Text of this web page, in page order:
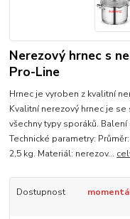
Nerezový hrnec s
Pro-Line
Hrnec je vyroben z kvalitní
Kvalitní nerezový hrnec je
všechny typy sporáků.
Technické parametry:
2,5 kg. Materiál: nerezov...
Dostupnost